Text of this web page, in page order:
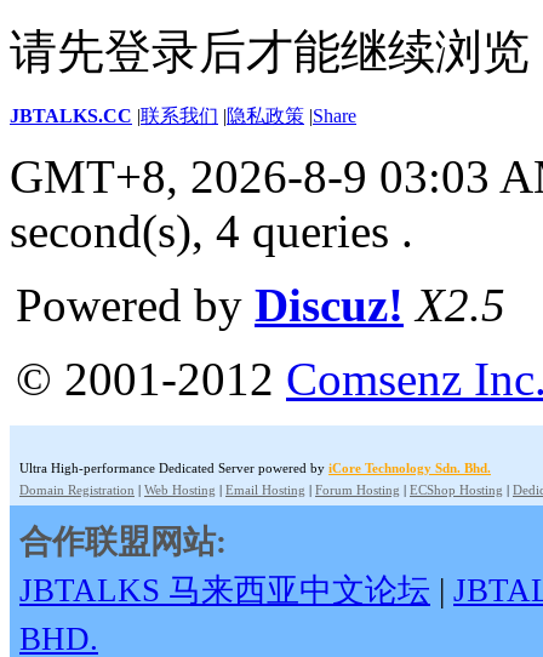
请先登录后才能继续浏览
JBTALKS.CC |联系我们 |隐私政策 |Share
GMT+8, 2026-8-9 03:03
second(s), 4 queries .
Powered by Discuz! X2.5
© 2001-2012 Comsenz
Ultra High-performance Dedicated Server powered by iCore Technology Sdn. Bhd.
Domain Registration | Web Hosting | Email Hosting | Forum Hosting | ECShop Hosting |
合作联盟网站:
JBTALKS 马来西亚中文论坛 |
BHD.